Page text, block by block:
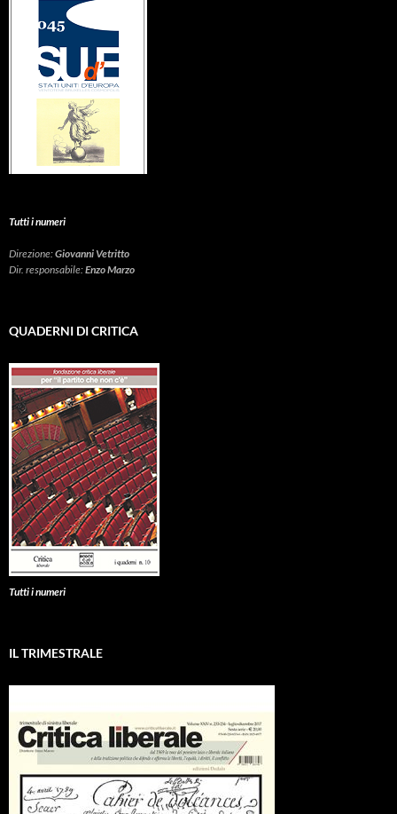
Tutti i numeri
Direzione:Giovanni Vetritto
Dir. responsabile:Enzo Marzo
QUADERNI DI CRITICA
Tutti i numeri
IL TRIMESTRALE